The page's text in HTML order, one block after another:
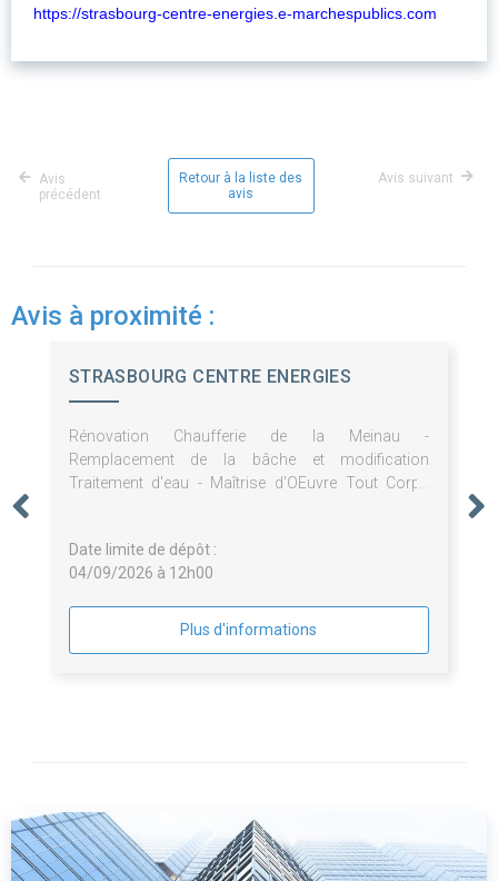
https://strasbourg-centre-energies.e-marchespublics.com
Avis
précédent
Retour à la liste des
avis
Avis suivant
Avis à proximité :
STRASBOURG CENTRE ENERGIES
Rénovation Chaufferie de la Meinau -
Remplacement de la bâche et modification
Traitement d'eau - Maîtrise d'OEuvre Tout Corps
Date limite de dépôt :
04/09/2026 à 12h00
Plus d'informations